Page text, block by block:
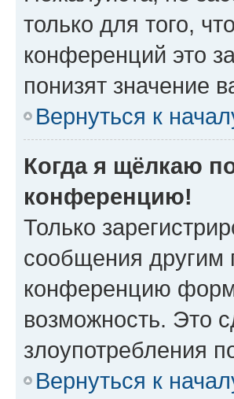
только для того,
конференций это
понизят значение
Вернуться к
Когда я щёлкаю
конференцию!
Только
сообщения другим
конференцию
возможность. Это
злоупотребления
Вернуться к